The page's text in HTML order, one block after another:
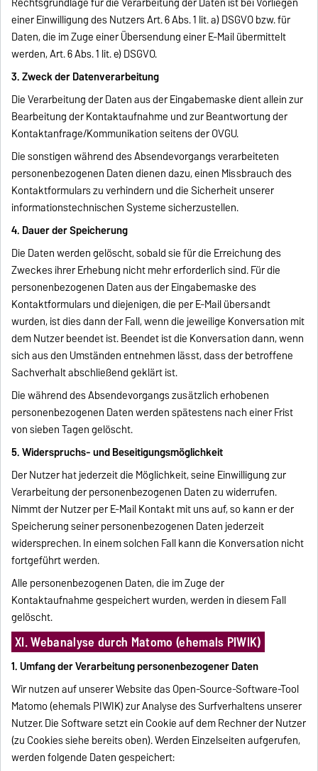
einer Einwilligung des Nutzers Art. 6 Abs. 1 lit. a) DSGVO bzw. für
Daten, die im Zuge einer Übersendung einer E-Mail übermittelt
werden, Art. 6 Abs. 1 lit. e) DSGVO.
3. Zweck der Datenverarbeitung
Die Verarbeitung der Daten aus der Eingabemaske dient allein zur
Bearbeitung der Kontaktaufnahme und zur Beantwortung der
Kontaktanfrage/Kommunikation seitens der OVGU.
Die sonstigen während des Absendevorgangs verarbeiteten
personenbezogenen Daten dienen dazu, einen Missbrauch des
Kontaktformulars zu verhindern und die Sicherheit unserer
informationstechnischen Systeme sicherzustellen.
4. Dauer der Speicherung
Die Daten werden gelöscht, sobald sie für die Erreichung des
Zweckes ihrer Erhebung nicht mehr erforderlich sind. Für die
personenbezogenen Daten aus der Eingabemaske des
Kontaktformulars und diejenigen, die per E-Mail übersandt
wurden, ist dies dann der Fall, wenn die jeweilige Konversation mit
dem Nutzer beendet ist. Beendet ist die Konversation dann, wenn
sich aus den Umständen entnehmen lässt, dass der betroffene
Sachverhalt abschließend geklärt ist.
Die während des Absendevorgangs zusätzlich erhobenen
personenbezogenen Daten werden spätestens nach einer Frist
von sieben Tagen gelöscht.
5. Widerspruchs- und Beseitigungsmöglichkeit
Der Nutzer hat jederzeit die Möglichkeit, seine Einwilligung zur
Verarbeitung der personenbezogenen Daten zu widerrufen.
Nimmt der Nutzer per E-Mail Kontakt mit uns auf, so kann er der
Speicherung seiner personenbezogenen Daten jederzeit
widersprechen. In einem solchen Fall kann die Konversation nicht
fortgeführt werden.
Alle personenbezogenen Daten, die im Zuge der
Kontaktaufnahme gespeichert wurden, werden in diesem Fall
gelöscht.
XI. Webanalyse durch Matomo (ehemals PIWIK)
1. Umfang der Verarbeitung personenbezogener Daten
Wir nutzen auf unserer Website das Open-Source-Software-Tool
Matomo (ehemals PIWIK) zur Analyse des Surfverhaltens unserer
Nutzer. Die Software setzt ein Cookie auf dem Rechner der Nutzer
(zu Cookies siehe bereits oben). Werden Einzelseiten aufgerufen,
werden folgende Daten gespeichert: